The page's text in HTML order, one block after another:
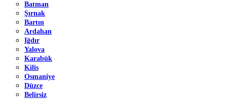
Batman
Şırnak
Bartın
Ardahan
Iğdır
Yalova
Karabük
Kilis
Osmaniye
Düzce
Belirsiz